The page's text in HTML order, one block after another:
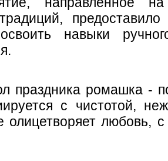
навыки
праздника ромашка -
с чистотой,
олицетворяет любовь,